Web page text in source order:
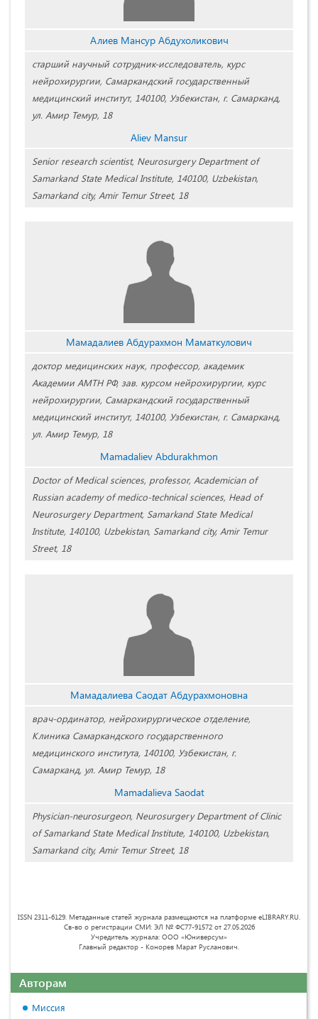
Алиев Мансур Абдухоликович
старший научный сотрудник-исследователь, курс
нейрохирургии, Самаркандский государственный
медицинский институт, 140100, Узбекистан, г. Самарканд,
ул. Амир Темур, 18
Aliev Mansur
Senior research scientist, Neurosurgery Department of
Samarkand State Medical Institute, 140100, Uzbekistan,
Samarkand city, Amir Temur Street, 18
Мамадалиев Абдурахмон Маматкулович
доктор медицинских наук, профессор, академик
Академии АМТН РФ, зав. курсом нейрохирургии, курс
нейрохирургии, Самаркандский государственный
медицинский институт, 140100, Узбекистан, г. Самарканд,
ул. Амир Темур, 18
Mamadaliev Abdurakhmon
Doctor of Medical sciences, professor, Academician of
Russian academy of medico-technical sciences, Head of
Neurosurgery Department, Samarkand State Medical
Institute, 140100, Uzbekistan, Samarkand city, Amir Temur
Street, 18
Мамадалиева Саодат Абдурахмоновна
врач-ординатор, нейрохирургическое отделение,
Клиника Самаркандского государственного
медицинского института, 140100, Узбекистан, г.
Самарканд, ул. Амир Темур, 18
Mamadalieva Saodat
Physician-neurosurgeon, Neurosurgery Department of Clinic
of Samarkand State Medical Institute, 140100, Uzbekistan,
Samarkand city, Amir Temur Street, 18
ISSN 2311-6129. Метаданные статей журнала размещаются на платформе eLIBRARY.RU.
Св-во о регистрации СМИ: ЭЛ № ФС77-91572 от 27.05.2026
Учредитель журнала: ООО «Юниверсум»
Главный редактор - Конорев Марат Русланович.
Авторам
Миссия